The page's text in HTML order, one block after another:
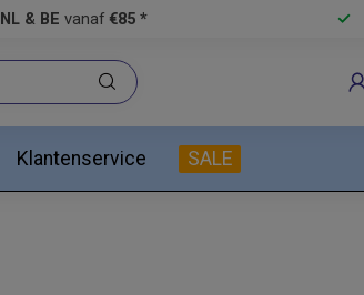
NL & BE vanaf €85 *
Klantenservice SALE